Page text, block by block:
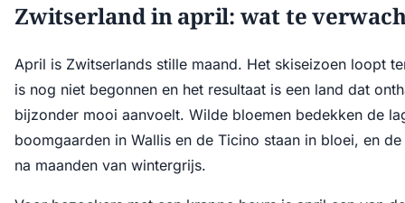
Zwitserland in april: wat te
April is Zwitserlands stille maand. Het skiseizoen loopt
is nog niet begonnen en het resultaat is een land dat
bijzonder mooi aanvoelt. Wilde bloemen bedekken de
boomgaarden in Wallis en de Ticino staan in bloei, en
na maanden van wintergrijs.